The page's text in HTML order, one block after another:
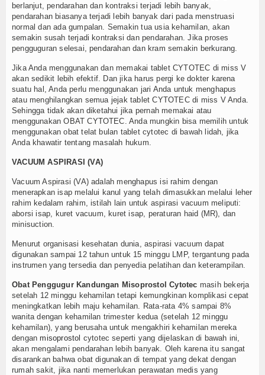
berlanjut, pendarahan dan kontraksi terjadi lebih banyak,
pendarahan biasanya terjadi lebih banyak dari pada menstruasi
normal dan ada gumpalan. Semakin tua usia kehamilan, akan
semakin susah terjadi kontraksi dan pendarahan. Jika proses
pengguguran selesai, pendarahan dan kram semakin berkurang.
Jika Anda menggunakan dan memakai tablet CYTOTEC di miss V
akan sedikit lebih efektif. Dan jika harus pergi ke dokter karena
suatu hal, Anda perlu menggunakan jari Anda untuk menghapus
atau menghilangkan semua jejak tablet CYTOTEC di miss V Anda.
Sehingga tidak akan diketahui jika pernah memakai atau
menggunakan OBAT CYTOTEC. Anda mungkin bisa memilih untuk
menggunakan obat telat bulan tablet cytotec di bawah lidah, jika
Anda khawatir tentang masalah hukum.
VACUUM ASPIRASI (VA)
Vacuum Aspirasi (VA) adalah menghapus isi rahim dengan
menerapkan isap melalui kanul yang telah dimasukkan melalui leher
rahim kedalam rahim, istilah lain untuk aspirasi vacuum meliputi:
aborsi isap, kuret vacuum, kuret isap, peraturan haid (MR), dan
minisuction.
Menurut organisasi kesehatan dunia, aspirasi vacuum dapat
digunakan sampai 12 tahun untuk 15 minggu LMP, tergantung pada
instrumen yang tersedia dan penyedia pelatihan dan keterampilan.
Obat Penggugur Kandungan Misoprostol Cytotec masih bekerja
setelah 12 minggu kehamilan tetapi kemungkinan komplikasi cepat
meningkatkan lebih maju kehamilan. Rata-rata 4% sampai 8%
wanita dengan kehamilan trimester kedua (setelah 12 minggu
kehamilan), yang berusaha untuk mengakhiri kehamilan mereka
denganmisoprostol cytotec seperti yang dijelaskan di bawah ini,
akan mengalami pendarahan lebih banyak. Oleh karena itu sangat
disarankan bahwa obat digunakan di tempat yang dekat dengan
rumah sakit, jika nanti memerlukan perawatan medis yang